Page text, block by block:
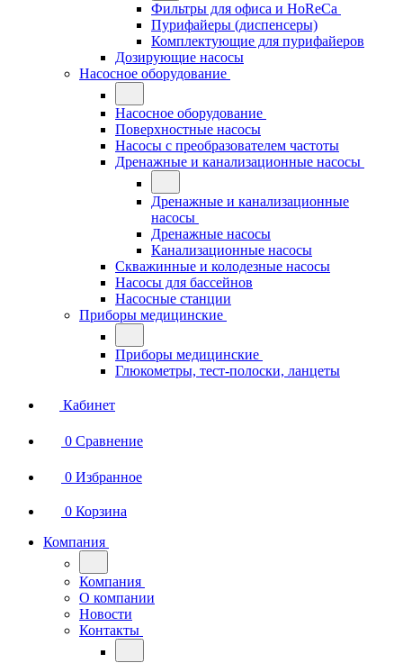
Фильтры для офиса и HoReCa
Пурифайеры (диспенсеры)
Комплектующие для пурифайеров
Дозирующие насосы
Насосное оборудование
Насосное оборудование
Поверхностные насосы
Насосы с преобразователем частоты
Дренажные и канализационные насосы
Дренажные и канализационные
насосы
Дренажные насосы
Канализационные насосы
Скважинные и колодезные насосы
Насосы для бассейнов
Насосные станции
Приборы медицинские
Приборы медицинские
Глюкометры, тест-полоски, ланцеты
Кабинет
0 Сравнение
0 Избранное
0 Корзина
Компания
Компания
О компании
Новости
Контакты